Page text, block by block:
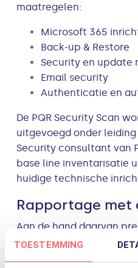
TOESTEMMING
maatregelen:
Microsoft 365
Back-up & Restore
Security en update
Email security
Authenticatie en
De PQR Security Scan
uitgevoegd onder
Security consultant van
base line inventarisatie
huidige technische
Rapportage met
Aan de hand daarvan
rapport van bevindingen